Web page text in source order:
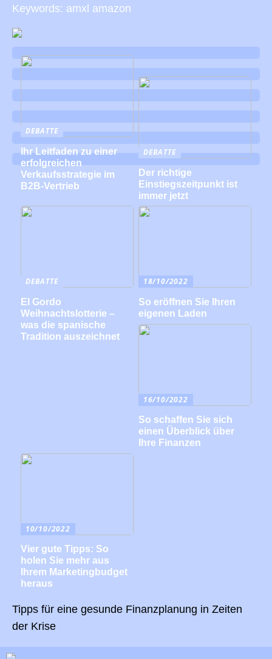
Keywords: amxl amazon
DEBATTE
Ihr Leitfaden zu einer
erfolgreichen
Verkaufsstrategie im
B2B-Vertrieb
DEBATTE
Der richtige
Einstiegszeitpunkt ist
immer jetzt
DEBATTE
El Gordo
Weihnachtslotterie –
was die spanische
Tradition auszeichnet
18/10/2022
So eröffnen Sie Ihren
eigenen Laden
16/10/2022
So schaffen Sie sich
einen Überblick über
Ihre Finanzen
10/10/2022
Vier gute Tipps: So
holen Sie mehr aus
Ihrem Marketingbudget
heraus
Tipps für eine gesunde Finanzplanung in Zeiten
der Krise